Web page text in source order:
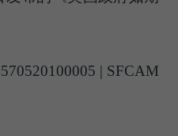
| SFCAM